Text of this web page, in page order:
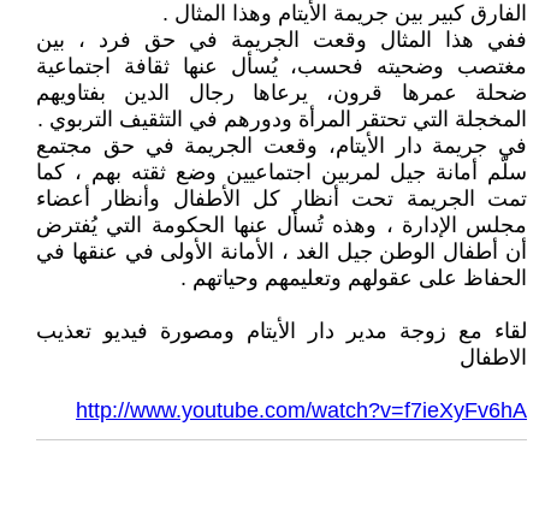
الفارق كبير بين جريمة الأيتام وهذا المثال .
ففي هذا المثال وقعت الجريمة في حق فرد ، بين
مغتصب وضحيته فحسب، يُسأل عنها ثقافة اجتماعية
ضحلة عمرها قرون، يرعاها رجال الدين بفتاويهم
المخجلة التي تحتقر المرأة ودورهم في التثقيف التربوي .
في جريمة دار الأيتام، وقعت الجريمة في حق مجتمع
سلّم أمانة جيل لمربين اجتماعيين وضع ثقته بهم ، كما
تمت الجريمة تحت أنظار كل الأطفال وأنظار أعضاء
مجلس الإدارة ، وهذه تُسأل عنها الحكومة التي يُفترض
أن أطفال الوطن جيل الغد ، الأمانة الأولى في عنقها في
الحفاظ على عقولهم وتعليمهم وحياتهم .
لقاء مع زوجة مدير دار الأيتام ومصورة فيديو تعذيب
الاطفال
http://www.youtube.com/watch?v=f7ieXyFv6hA